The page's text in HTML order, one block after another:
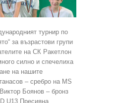
турнир по
за възрастови групи
на СК Ракетлон
силно и спечелиха
на нашите
– сребро на MS
Боянов – бронз
U13 Пресияна